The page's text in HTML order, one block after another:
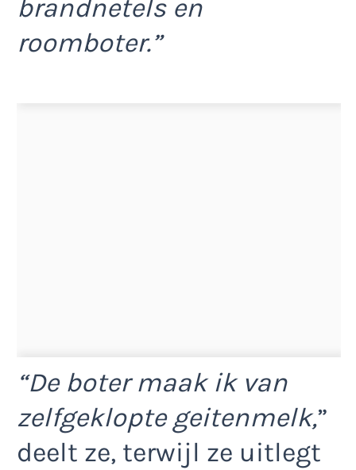
brandnetels en
roomboter.”
“De boter maak ik van
zelfgeklopte geitenmelk,”
deelt ze, terwijl ze uitlegt